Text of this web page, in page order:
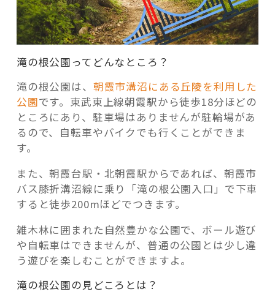
滝の根公園ってどんなところ？
滝の根公園は、 朝霞市溝沼にある丘陵を利用した
公園です。東武東上線朝霞駅から徒歩18分ほどの
ところにあり、駐車場はありませんが駐輪場があ
るので、自転車やバイクでも行くことができま
す。
また、朝霞台駅・北朝霞駅からであれば、朝霞市
バス膝折溝沼線に乗り「滝の根公園入口」で下車
すると徒歩200mほどでつきます。
雑木林に囲まれた自然豊かな公園で、ボール遊び
や自転車はできませんが、普通の公園とは少し違
う遊びを楽しむことができますよ。
滝の根公園の見どころとは？